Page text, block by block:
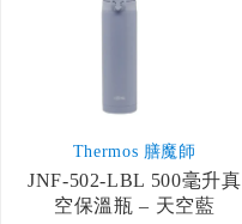
Thermos 膳魔師
JNF-502-LBL 500毫升真
空保溫瓶 – 天空藍